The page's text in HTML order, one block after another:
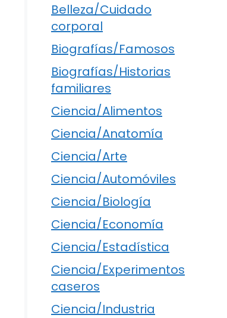
Belleza/Cuidado
corporal
Biografías/Famosos
Biografías/Historias
familiares
Ciencia/Alimentos
Ciencia/Anatomía
Ciencia/Arte
Ciencia/Automóviles
Ciencia/Biología
Ciencia/Economía
Ciencia/Estadística
Ciencia/Experimentos
caseros
Ciencia/Industria